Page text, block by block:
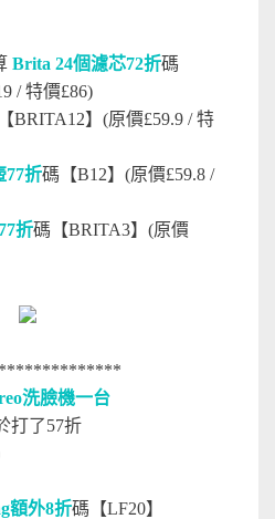
Brita 24個濾芯72折碼
/ 特價£86)
BRITA12】(原價£59.9 / 特
77折碼【B12】(原價£59.8 /
折碼【BRITA3】(原價
洗臉機一台
打了57折
額外8折碼【LF20】